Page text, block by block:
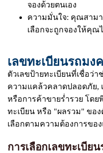
จองด้วยตนเอง
ความมั่นใจ: คุณสาม
เลือกจะถูกจองให้คุณ
เลขทะเบียนรถมง
ตัวเลขป้ายทะเบียนที่เชื่อว่
ความแคล้วคลาดปลอดภัย,
หรือการค้าขายร่ำรวย โด
ทะเบียน หรือ "ผลรวม" ขอ
เลือกตามความต้องการขอ
การเลือกเลขทะเบีย